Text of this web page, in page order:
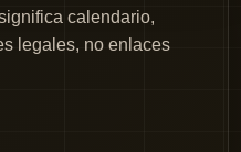
calendario,
legales, no enlaces